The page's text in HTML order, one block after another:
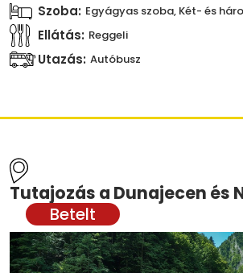
Szoba: Egyágyas szoba, Két- és
Ellátás: Reggeli
Utazás: Autóbusz
Tutajozás a Dunajecen és